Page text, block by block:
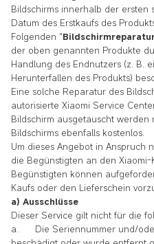
Bildschirms innerhalb der ersten
Datum des Erstkaufs des
Folgenden "
der oben genannten Produkte
Handlung des Endnutzers (z. B.
Herunterfallen des Produkts)
Eine solche Reparatur des
autorisierte Xiaomi Service
Bildschirm ausgetauscht werden
Bildschirms ebenfalls kostenlos.
Um dieses Angebot in Anspruch
die Begünstigten an den
Begünstigten können
Kaufs oder den Lieferschein
a) Ausschlüsse
Dieser Service gilt nicht für die
a. Die Seriennummer und/oder